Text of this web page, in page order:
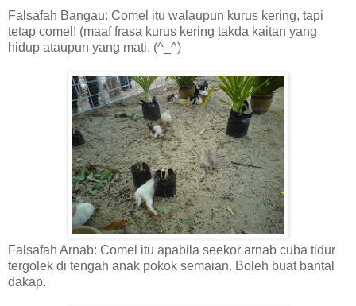
Falsafah Bangau: Comel itu walaupun kurus kering, tapi
tetap comel! (maaf frasa kurus kering takda kaitan yang
hidup ataupun yang mati. (^_^)
Falsafah Arnab: Comel itu apabila seekor arnab cuba tidur
tergolek di tengah anak pokok semaian. Boleh buat bantal
dakap.